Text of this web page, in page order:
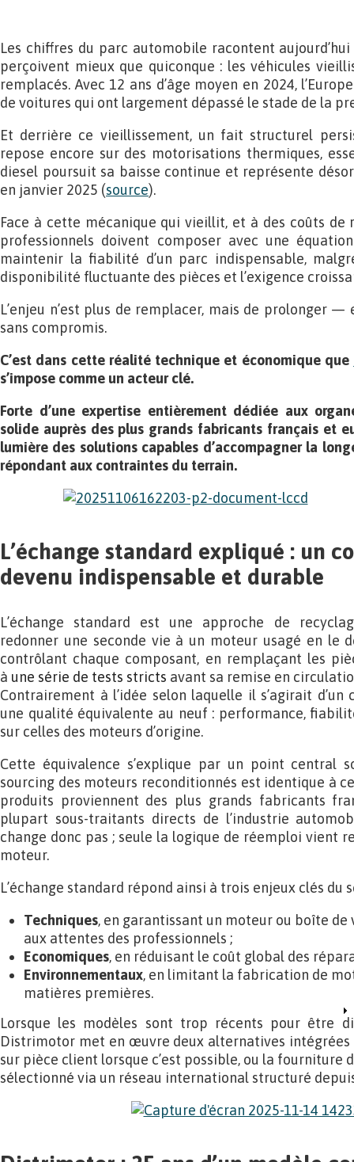
Les chiffres du parc automobile racontent
perçoivent mieux que quiconque : les véhicules
remplacés. Avec 12 ans d’âge moyen en 2024,
de voitures qui ont largement dépassé le stade de la
Et derrière ce vieillissement, un fait structurel
repose encore sur des motorisations thermiques,
diesel poursuit sa baisse continue et représente
en janvier 2025 (source).
Face à cette mécanique qui vieillit, et à des coûts de
professionnels doivent composer avec une
maintenir la fiabilité d’un parc indispensable,
disponibilité fluctuante des pièces et l’exigence
L’enjeu n’est plus de remplacer, mais de prolonger
sans compromis.
C’est dans cette réalité technique et économique que
s’impose comme un acteur clé.
Forte d’une expertise entièrement dédiée aux
solide auprès des plus grands fabricants français et
lumière des solutions capables d’accompagner la
répondant aux contraintes du terrain.
L’échange standard expliqué : un
devenu indispensable et durable
L’échange standard est une approche de
redonner une seconde vie à un moteur usagé en le
contrôlant chaque composant, en remplaçant les
à une série de tests stricts avant sa remise en
Contrairement à l’idée selon laquelle il s’agirait
une qualité équivalente au neuf : performance,
sur celles des moteurs d’origine.
Cette équivalence s’explique par un point central
sourcing des moteurs reconditionnés est identique à
produits proviennent des plus grands fabricants
plupart sous-traitants directs de l’industrie
change donc pas ; seule la logique de réemploi vient
moteur.
L’échange standard répond ainsi à trois enjeux clés du
Techniques, en garantissant un moteur ou boîte
aux attentes des professionnels ;
Economiques, en réduisant le coût global des
Environnementaux, en limitant la fabrication de
matières premières.
Lorsque les modèles sont trop récents pour être
Distrimotor met en œuvre deux alternatives
sur pièce client lorsque c’est possible, ou la fourniture
sélectionné via un réseau international structuré